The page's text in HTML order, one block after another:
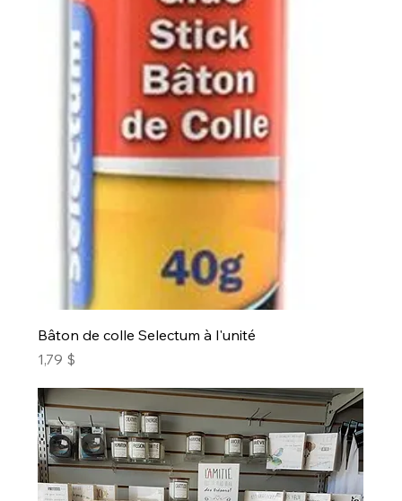
Bâton de colle Selectum à l'unité
Prix
1,79 $